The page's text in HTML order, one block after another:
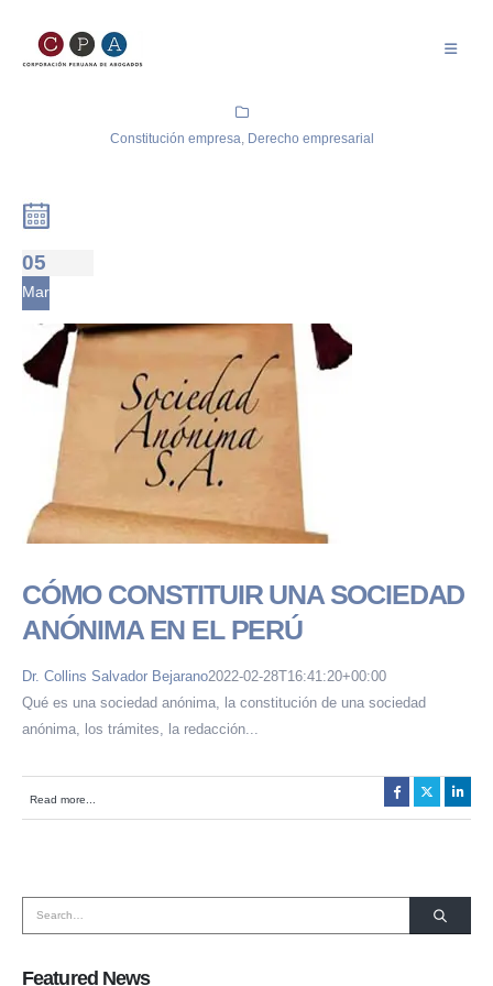
05
Mar
Constitución empresa Derecho empresarial
CÓMO CONSTITUIR UNA SOCIEDAD
ANÓNIMA EN EL PERÚ
Dr. Collins Salvador Bejarano2022-02-28T16:41:20+00:00
Qué es una sociedad anónima, la constitución de una sociedad
anónima, los trámites, la redacción...
Read more...
Featured News
HORARIO DE ATENCIÓN:
SOMOS MIEMBROS DE: